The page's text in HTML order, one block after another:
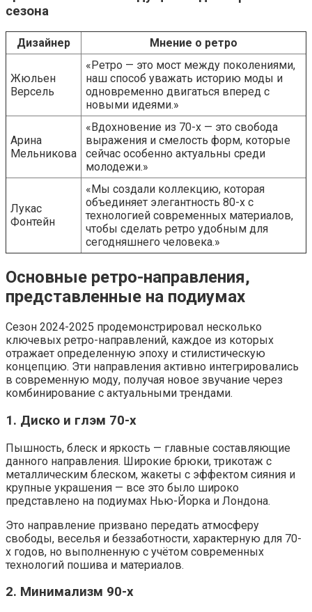
сезона
Дизайнер Мнение о ретро
Жюльен
Версель
«Ретро — это мост между поколениями,
наш способ уважать историю моды и
одновременно двигаться вперед с
новыми идеями.»
Арина
Мельникова
«Вдохновение из 70-х — это свобода
выражения и смелость форм, которые
сейчас особенно актуальны среди
молодежи.»
Лукас
Фонтейн
«Мы создали коллекцию, которая
объединяет элегантность 80-х с
технологией современных материалов,
чтобы сделать ретро удобным для
сегодняшнего человека.»
Основные ретро-направления,
представленные на подиумах
Сезон 2024-2025 продемонстрировал несколько
ключевых ретро-направлений, каждое из которых
отражает определенную эпоху и стилистическую
концепцию. Эти направления активно интегрировались
в современную моду, получая новое звучание через
комбинирование с актуальными трендами.
1. Диско и глэм 70-х
Пышность, блеск и яркость — главные составляющие
данного направления. Широкие брюки, трикотаж с
металлическим блеском, жакеты с эффектом сияния и
крупные украшения — все это было широко
представлено на подиумах Нью-Йорка и Лондона.
Это направление призвано передать атмосферу
свободы, веселья и беззаботности, характерную для 70-
х годов, но выполненную с учётом современных
технологий пошива и материалов.
2. Минимализм 90-х